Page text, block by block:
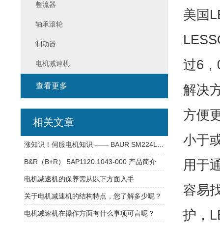
美国
过6
解决
方便
小于
用于
容易
护，
整流器
轴承滚轮
制动器
电机减速机
查看更多
相关文章
B&R（B+R） 5AP1120.1043-000 产品简介
电机减速机的保养需从以下方面入手
关于电机减速机的结构特点，您了解多少呢？
电机减速机在操作方面有什么事项可言呢？